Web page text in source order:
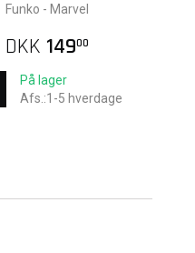
Funko - Marvel
DKK 14900
På lager
Afs.:1-5 hverdage